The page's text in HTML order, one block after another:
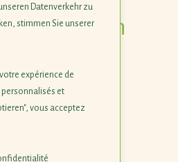
Datenverkehr zu
stimmen Sie unserer
expérience de
et
vous acceptez